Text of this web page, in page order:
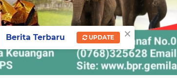
×
Berita Terbaru UPDATE